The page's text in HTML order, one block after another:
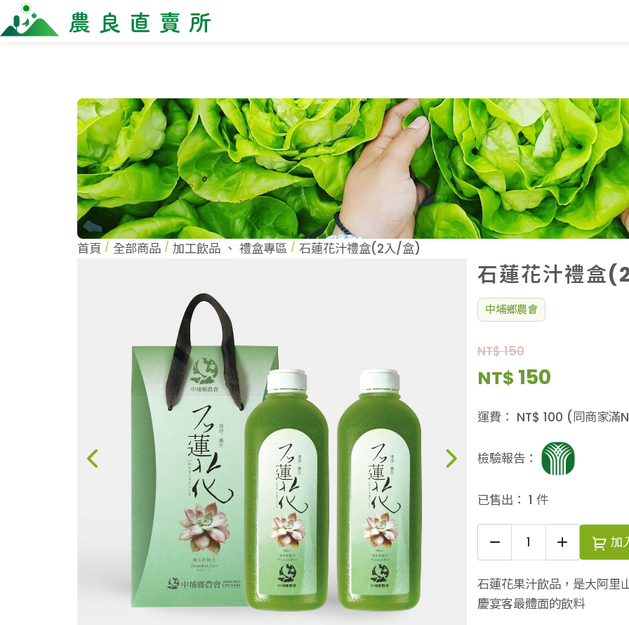
當季優質水果專區
鳳梨專區
柚子專區
禮盒專區
新鮮蔬菜
米、雜糧
麵食、米粉
油、醬油
原民特區
農企業
小農
農會
美味食譜
首頁 全部商品 加工飲品、 禮盒專區 石蓮花汁禮盒(2入/盒)
石蓮花汁禮盒
中埔鄉農會
NT$ 150
NT$ 150
運費： NT$ 100 (同商家滿
檢驗報告：
已售出： 1 件
加
石蓮花果汁飲品，是大阿里
慶宴客最體面的飲料